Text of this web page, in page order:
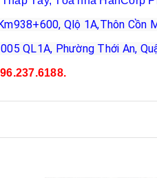
Qlộ 1A,Thôn Cồn
QL1A, Phường Thới An,